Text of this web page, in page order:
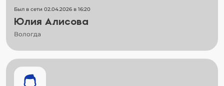
Был в сети 02.04.2026 в 16:20
Юлия Алисова
Вологда